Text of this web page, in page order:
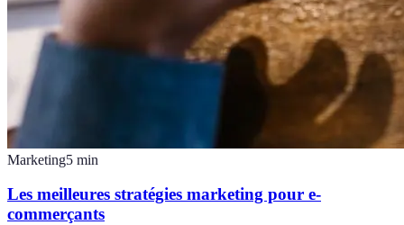
Marketing5 min
Les meilleures stratégies marketing pour e-
commerçants